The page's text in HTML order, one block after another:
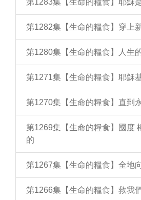
第1283集【生命的糧食】耶穌
第1282集【生命的糧食】穿上
第1280集【生命的糧食】人生
第1271集【生命的糧食】耶穌
第1270集【生命的糧食】直到
第1269集【生命的糧食】國度
的
第1267集【生命的糧食】全地
第1266集【生命的糧食】救我